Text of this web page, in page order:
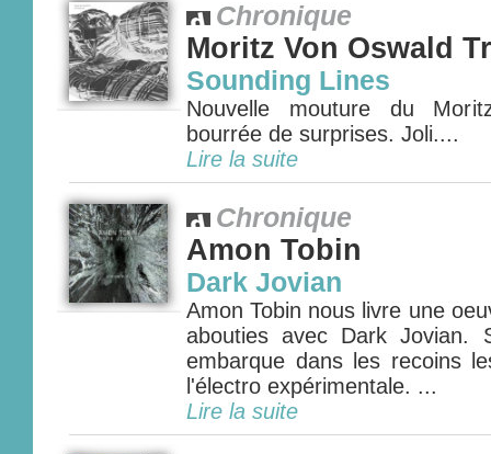
Chronique
Moritz Von Oswald
Sounding Lines
Nouvelle mouture du
bourrée de surprises. Joli....
Lire la suite
Chronique
Amon Tobin
Dark Jovian
Amon Tobin nous livre une
abouties avec Dark Jovian.
embarque dans les recoins
l'électro expérimentale. ...
Lire la suite